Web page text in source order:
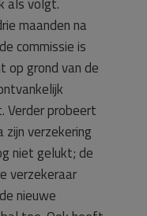
maanden na
commissie is
op grond van de
Verder probeert
verzekering
niet gelukt; de
verzekeraar
nieuwe